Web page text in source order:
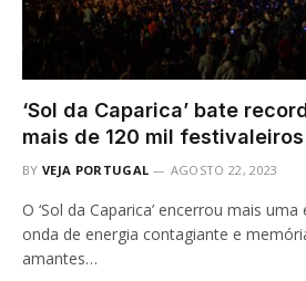
‘Sol da Caparica’ bate
mais de 120 mil festivaleiros
BY VEJA PORTUGAL AGOSTO 22, 2023
O ‘Sol da Caparica’ encerrou mais
onda de energia contagiante e
amantes…